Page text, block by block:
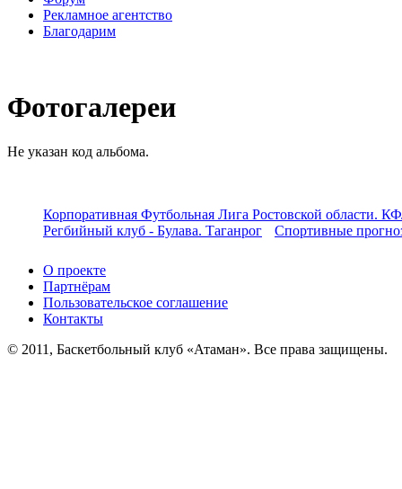
Рекламное агентство
Благодарим
Фотогалереи
Не указан код альбома.
Корпоративная Футбольная Лига Ростовской области.
Регбийный клуб - Булава. Таганрог
Спортивные
О проекте
Партнёрам
Пользовательское соглашение
Контакты
© 2011, Баскетбольный клуб «Атаман». Все права защищены.